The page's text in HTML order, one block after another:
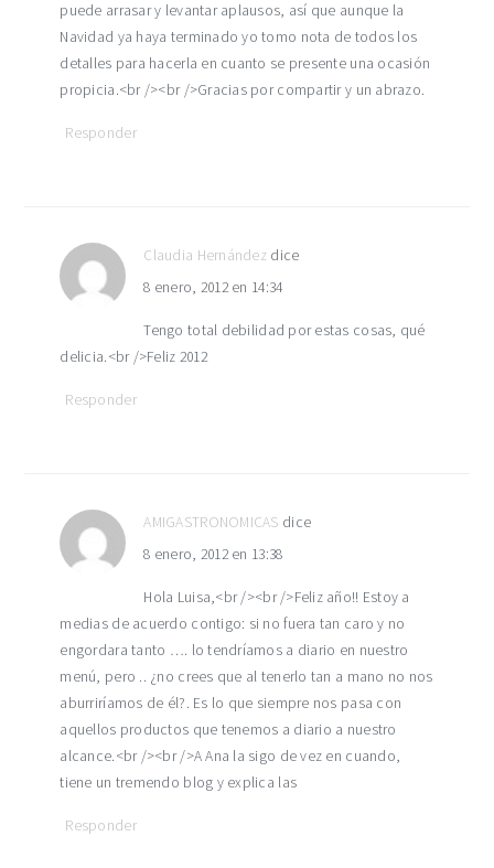
puede arrasar y levantar aplausos, así que aunque la
Navidad ya haya terminado yo tomo nota de todos los
detalles para hacerla en cuanto se presente una ocasión
propicia.<br /><br />Gracias por compartir y un abrazo.
Responder
Claudia Hernández dice
8 enero, 2012 en 14:34
Tengo total debilidad por estas cosas, qué
delicia.<br />Feliz 2012
Responder
AMIGASTRONOMICAS dice
8 enero, 2012 en 13:38
Hola Luisa,<br /><br />Feliz año!! Estoy a
medias de acuerdo contigo: si no fuera tan caro y no
engordara tanto …. lo tendríamos a diario en nuestro
menú, pero .. ¿no crees que al tenerlo tan a mano no nos
aburriríamos de él?. Es lo que siempre nos pasa con
aquellos productos que tenemos a diario a nuestro
alcance.<br /><br />A Ana la sigo de vez en cuando,
tiene un tremendo blog y explica las
Responder